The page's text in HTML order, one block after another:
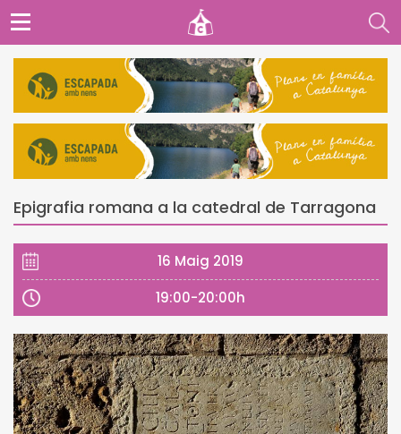
Epigrafia romana a la catedral de Tarragona
16 Maig 2019
19:00-20:00h